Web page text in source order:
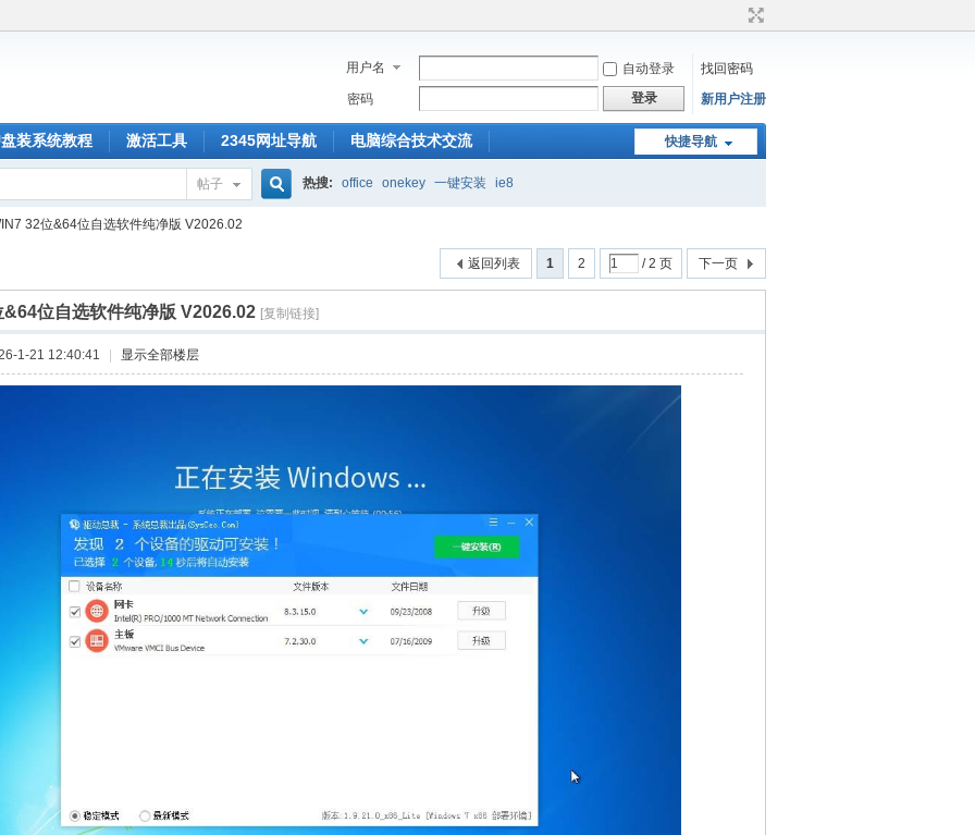
用户名 自动登录
找回密码
密码
登录 新用户注册
快捷导航
装系统教程 激活工具 2345网址导航 电脑综合技术交流
帖子
索
热搜: office onekey 一键安装 ie8
32位&64位自选软件纯净版 V2026.02
1 2 / 2 页 下一页
返回列表
&64位自选软件纯净版 V2026.02 [复制链接]
1-21 12:40:41 显示全部楼层